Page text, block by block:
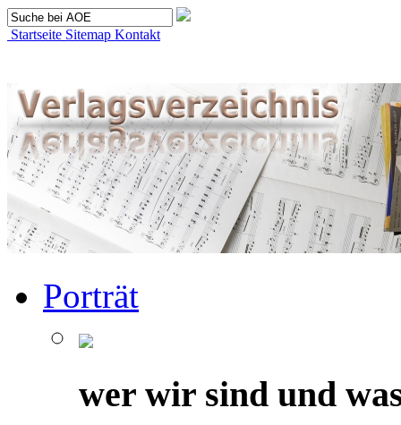
Startseite Sitemap Kontakt
Porträt
wer wir sind und